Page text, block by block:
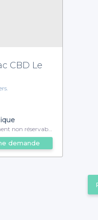
CBD Le
non réservable
demande